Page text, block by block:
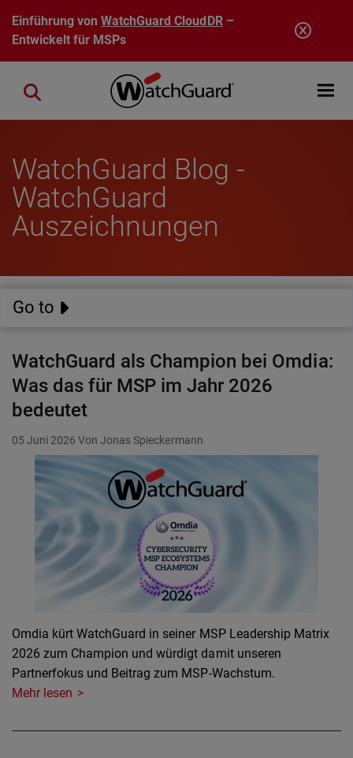
Direkt zum Inhalt
Einführung vonWatchGuard CloudDR–
Entwickelt für MSPs
Open
Close search
WatchGuard Blog -
WatchGuard
Auszeichnungen
Go to
WatchGuard als Champion bei Omdia:
Was das für MSP im Jahr 2026
bedeutet
05 Juni 2026 Von Jonas Spieckermann
Omdia kürt WatchGuard in seiner MSP Leadership Matrix
2026 zum Champion und würdigt damit unseren
Partnerfokus und Beitrag zum MSP-Wachstum.
Mehr lesen